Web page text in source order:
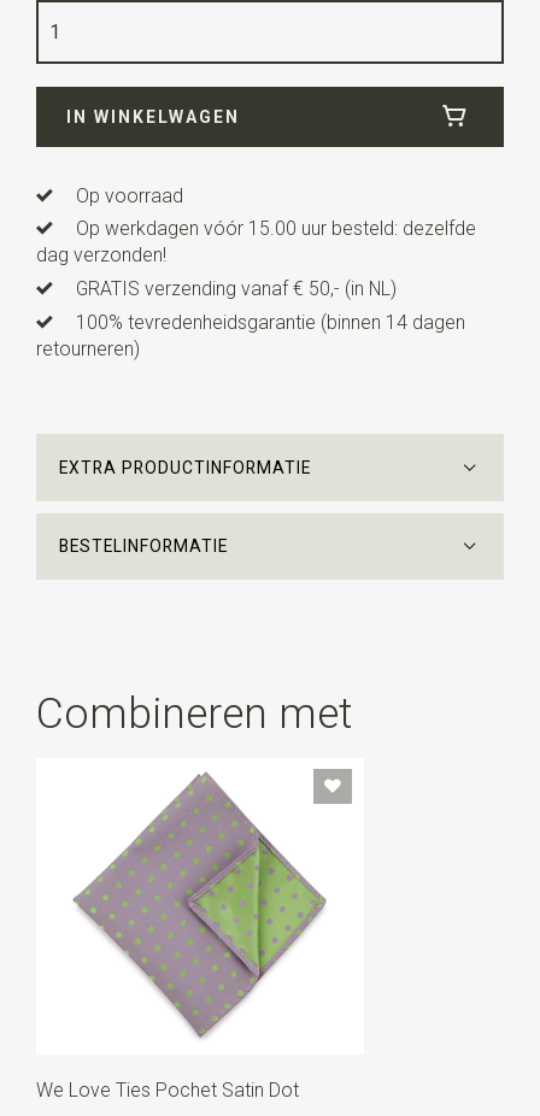
Kwaliteit
Lengte7 cm
IN WINKELWAGEN
Op voorraad
Op werkdagen vóór 15.00 uur besteld: dezelfde
dag verzonden!
GRATIS verzending vanaf € 50,- (in NL)
100% tevredenheidsgarantie (binnen 14 dagen
retourneren)
EXTRA PRODUCTINFORMATIE
BESTELINFORMATIE
Combineren met
We Love Ties Pochet Satin Dot